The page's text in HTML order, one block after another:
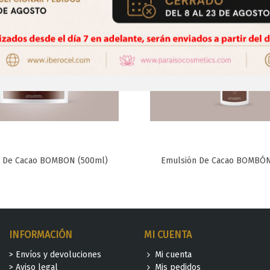
Favorito
Cacao BOMBON (500ml) Favorito
Emulsión De Cacao
INFORMACIÓN
> Envíos y devoluciones
> Aviso legal
MI CUENTA
Mi cuenta
Mis pedidos